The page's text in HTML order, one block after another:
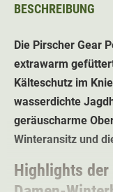
BESCHREIBUNG
Die Pirscher Gear
extrawarm
Kälteschutz im
wasserdichte
geräuscharme
Winteransitz und
Highlights der